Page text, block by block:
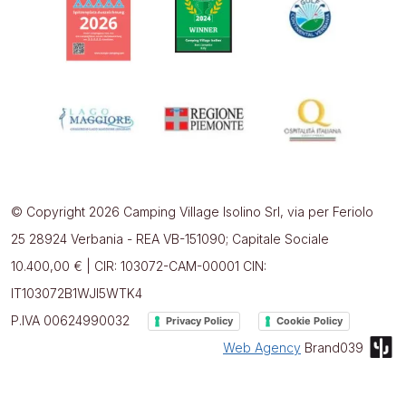
© Copyright 2026 Camping Village Isolino Srl, via per Feriolo
25 28924 Verbania - REA VB-151090; Capitale Sociale
10.400,00 € | CIR: 103072-CAM-00001 CIN:
IT103072B1WJI5WTK4
P.IVA 00624990032
Privacy Policy Cookie Policy
Web Agency Brand039